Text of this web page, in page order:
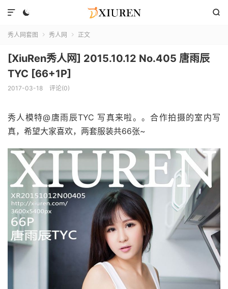
 

秀人网套图  秀人网  正文
[XiuRen秀人网] 2015.10.12 No.405 唐雨辰
TYC [66+1P]
2017-03-18 评论(0)
秀人模特@唐雨辰TYC 写真来啦。。合作拍摄的室内写
真，希望大家喜欢，两套服装共66张~